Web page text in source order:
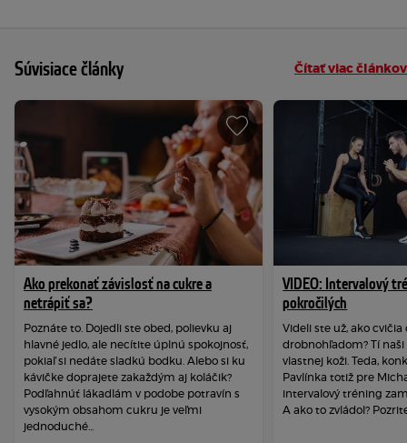
Súvisiace články Čítať viac článkov
Ako prekonať závislosť na cukre a
netrápiť sa?
Poznáte to. Dojedli ste obed, polievku aj
hlavné jedlo, ale necítite úplnú spokojnosť,
pokiaľ si nedáte sladkú bodku. Alebo si ku
kávičke doprajete zakaždým aj koláčik?
Podľahnúť lákadlám v podobe potravín s
vysokým obsahom cukru je veľmi
jednoduché...
VIDEO: Intervalový
pokročilých
Videli ste už, ako
drobnohľadom? Tí naši
vlastnej koži. Teda,
Pavlínka totiž pre
intervalový tréning
A ako to zvládol?